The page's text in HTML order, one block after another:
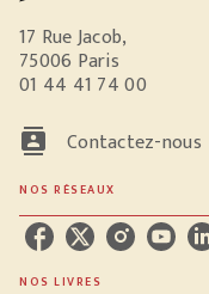
17 Rue Jacob,
75006 Paris
01 44 41 74 00
contacts Contactez-nous
NOS RÉSEAUX
NOS LIVRES